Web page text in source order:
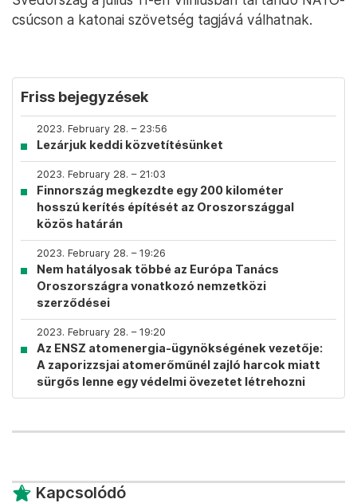
csúcson a katonai szövetség tagjává válhatnak.
Friss bejegyzések
2023. February 28. – 23:56
Lezárjuk keddi közvetítésünket
2023. February 28. – 21:03
Finnország megkezdte egy 200 kilométer
hosszú kerítés építését az Oroszországgal
közös határán
2023. February 28. – 19:26
Nem hatályosak többé az Európa Tanács
Oroszországra vonatkozó nemzetközi
szerződései
2023. February 28. – 19:20
Az ENSZ atomenergia-ügynökségének vezetője:
A zaporizzsjai atomerőműnél zajló harcok miatt
sürgős lenne egy védelmi övezetet létrehozni
Kapcsolódó